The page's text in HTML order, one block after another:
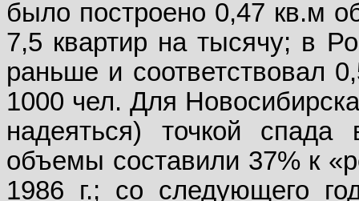
было построено 0,47 кв.м
7,5 квартир на тысячу; в
раньше и соответствовал
1000 чел. Для
надеяться) точкой
объемы составили 37% к
1986 г.; со следующего